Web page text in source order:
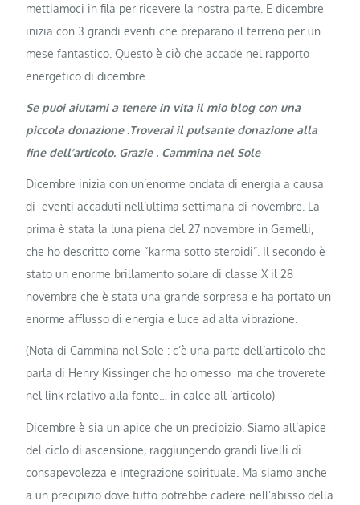
mettiamoci in fila per ricevere la nostra parte. E dicembre
inizia con 3 grandi eventi che preparano il terreno per un
mese fantastico. Questo è ciò che accade nel rapporto
energetico di dicembre.
Se puoi aiutami a tenere in vita il mio blog con una
piccola donazione .Troverai il pulsante donazione alla
fine dell’articolo. Grazie . Cammina nel Sole
Dicembre inizia con un’enorme ondata di energia a causa
di eventi accaduti nell’ultima settimana di novembre. La
prima è stata la luna piena del 27 novembre in Gemelli,
che ho descritto come “karma sotto steroidi”. Il secondo è
stato un enorme brillamento solare di classe X il 28
novembre che è stata una grande sorpresa e ha portato un
enorme afflusso di energia e luce ad alta vibrazione.
(Nota di Cammina nel Sole : c’è una parte dell’articolo che
parla di Henry Kissinger che ho omesso ma che troverete
nel link relativo alla fonte… in calce all ‘articolo)
Dicembre è sia un apice che un precipizio. Siamo all’apice
del ciclo di ascensione, raggiungendo grandi livelli di
consapevolezza e integrazione spirituale. Ma siamo anche
a un precipizio dove tutto potrebbe cadere nell’abisso della